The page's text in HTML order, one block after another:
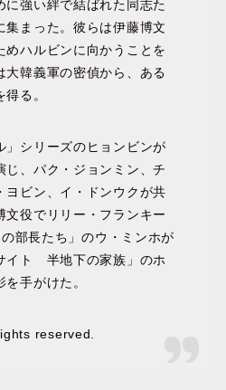
に強い絆で結ばれた同志た
集まった。彼らは伊藤博文
めハルビンに向かうことを
大韓義軍の密偵から、ある
る。
」シリーズのヒョンビンが
じ、パク・ジョンミン、チ
ヨビン、イ・ドンウクが共
文役でリリー・フランキー
部長たち」のウ・ミンホが
イト 半地下の家族」のホ
手がけた。
reserved.